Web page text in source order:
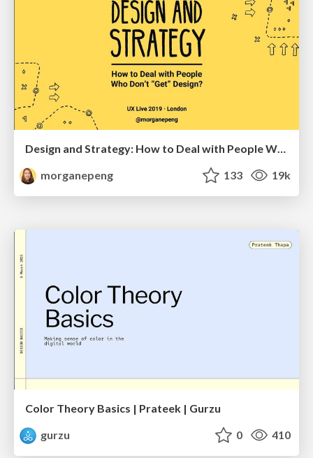
Design and Strategy: How to Deal with People Who Don’t "Get" Design
morganepeng
133 19k
Color Theory Basics | Prateek | Gurzu
gurzu
0 410